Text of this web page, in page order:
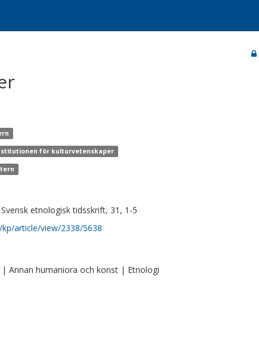
för kulturvetenskaper
etnologisk tidsskrift, 31, 1-5
article/view/2338/5638
Annan humaniora och konst | Etnologi